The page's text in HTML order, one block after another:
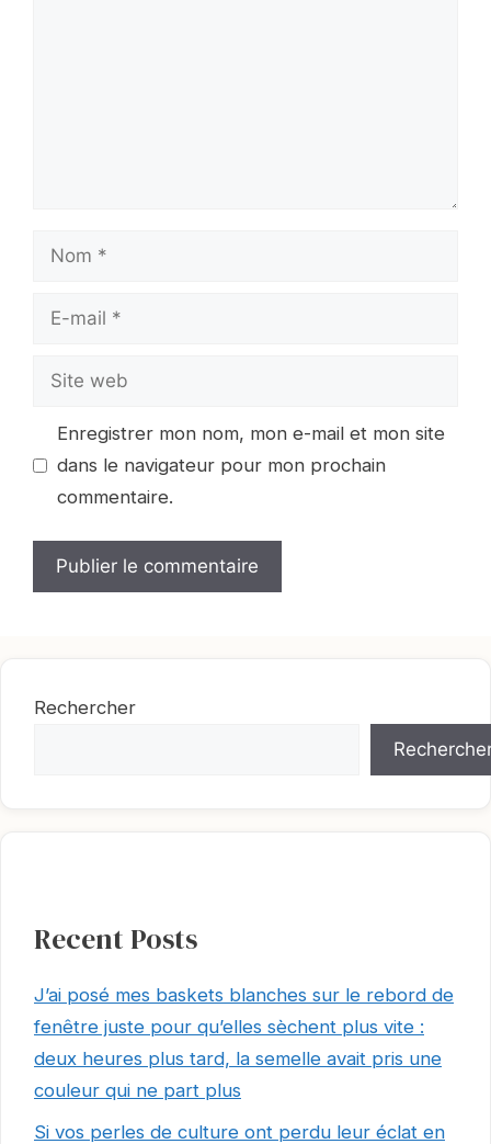
Nom
Site
Enregistrer mon nom, mon e-mail et mon site
dans le navigateur pour mon prochain
commentaire.
Rechercher
Recent Posts
J’ai posé mes baskets blanches sur le rebord de
fenêtre juste pour qu’elles sèchent plus vite :
deux heures plus tard, la semelle avait pris une
couleur qui ne part plus
Si vos perles de culture ont perdu leur éclat en